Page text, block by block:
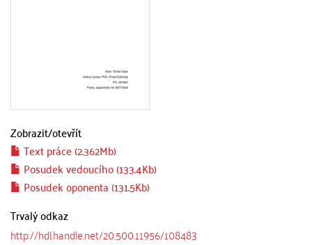
Zobrazit/otevřít
Text práce (2.362Mb)
Posudek vedoucího (133.4Kb)
Posudek oponenta (131.5Kb)
Trvalý odkaz
http://hdl.handle.net/20.500.11956/108483